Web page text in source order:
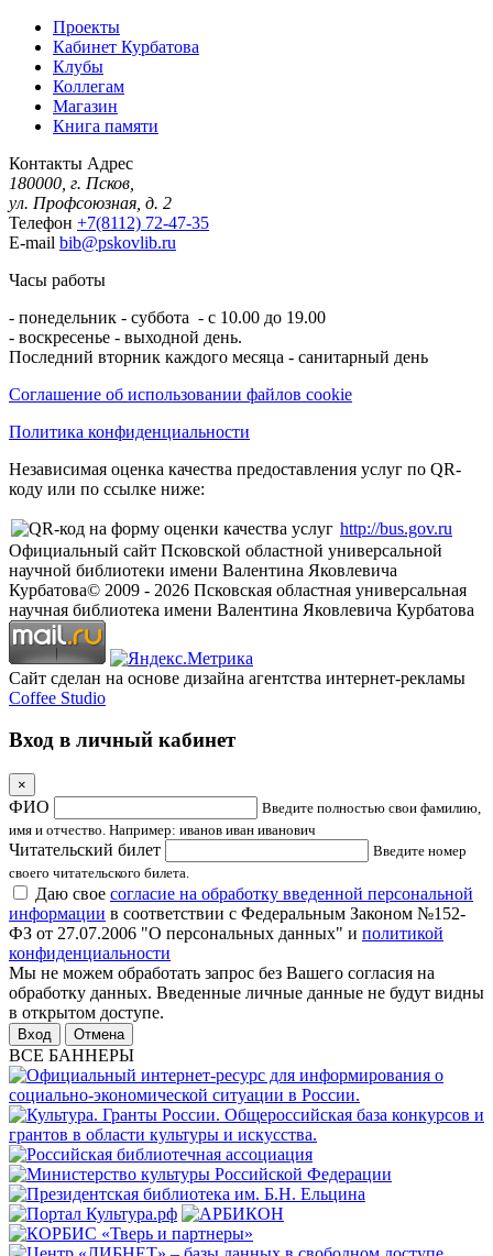
Проекты
Кабинет Курбатова
Клубы
Коллегам
Магазин
Книга памяти
Контакты Адрес
180000, г. Псков,
ул. Профсоюзная, д. 2
Телефон +7(8112) 72-47-35
E-mail bib@pskovlib.ru
Часы работы
- понедельник - суббота - с 10.00 до 19.00
- воскресенье - выходной день.
Последний вторник каждого месяца - санитарный день
Соглашение об использовании файлов cookie
Политика конфиденциальности
Независимая оценка качества предоставления услуг по QR-
коду или по ссылке ниже:
http://bus.gov.ru
Официальный сайт Псковской областной универсальной
научной библиотеки имени Валентина Яковлевича
Курбатова© 2009 - 2026 Псковская областная универсальная
научная библиотека имени Валентина Яковлевича Курбатова
Сайт сделан на основе дизайна агентства интернет-рекламы
Coffee Studio
Вход в личный кабинет
×
ФИО
Введите полностью свои фамилию,
имя и отчество. Например: иванов иван иванович
Читательский билет
Введите номер
своего читательского билета.
Даю свое согласие на обработку введенной персональной
информации в соответствии с Федеральным Законом №152-
ФЗ от 27.07.2006 "О персональных данных" и политикой
конфиденциальности
Мы не можем обработать запрос без Вашего согласия на
обработку данных. Введенные личные данные не будут видны
в открытом доступе.
Отмена
ВСЕ БАННЕРЫ